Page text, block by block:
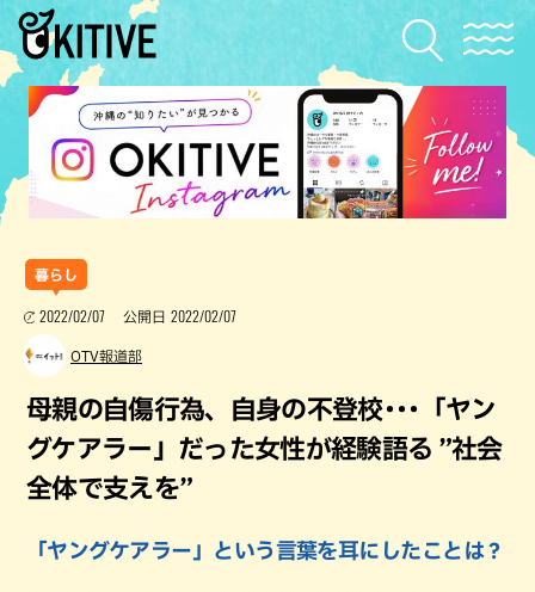
暮らし
2022/02/07 公開日 2022/02/07
OTV報道部
母親の自傷行為、自身の不登校･･･「ヤン
グケアラー」だった女性が経験語る ”社会
全体で支えを”
「ヤングケアラー」という言葉を耳にしたことは？